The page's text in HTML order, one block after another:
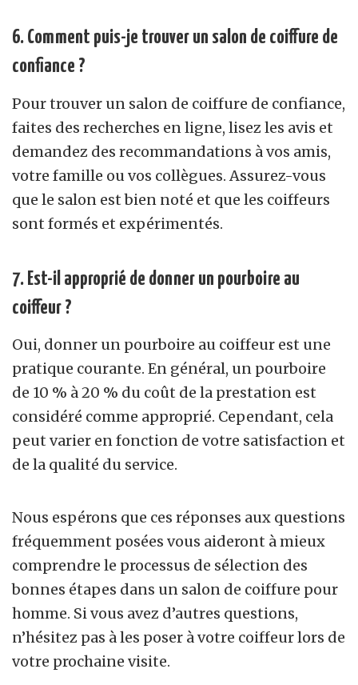
6. Comment puis-je trouver un salon de coiffure de
confiance ?
Pour trouver un salon de coiffure de confiance,
faites des recherches en ligne, lisez les avis et
demandez des recommandations à vos amis,
votre famille ou vos collègues. Assurez-vous
que le salon est bien noté et que les coiffeurs
sont formés et expérimentés.
7. Est-il approprié de donner un pourboire au
coiffeur ?
Oui, donner un pourboire au coiffeur est une
pratique courante. En général, un pourboire
de 10 % à 20 % du coût de la prestation est
considéré comme approprié. Cependant, cela
peut varier en fonction de votre satisfaction et
de la qualité du service.
Nous espérons que ces réponses aux questions
fréquemment posées vous aideront à mieux
comprendre le processus de sélection des
bonnes étapes dans un salon de coiffure pour
homme. Si vous avez d’autres questions,
n’hésitez pas à les poser à votre coiffeur lors de
votre prochaine visite.